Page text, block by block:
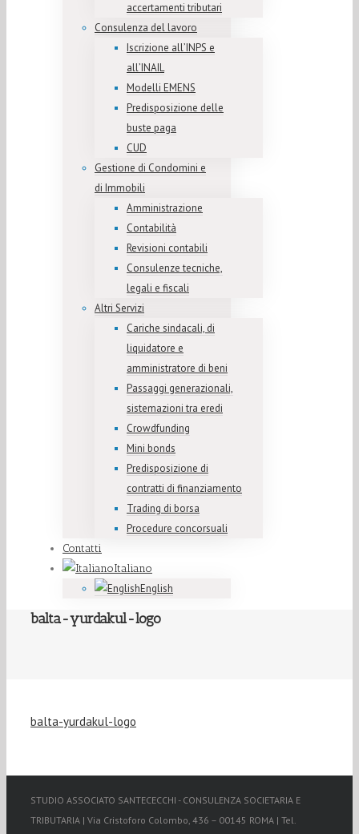
accertamenti tributari
Consulenza del lavoro
Iscrizione all’INPS e
all’INAIL
Modelli EMENS
Predisposizione delle
buste paga
CUD
Gestione di Condomini e
di Immobili
Amministrazione
Contabilità
Revisioni contabili
Consulenze tecniche,
legali e fiscali
Altri Servizi
Cariche sindacali, di
liquidatore e
amministratore di beni
Passaggi generazionali,
sistemazioni tra eredi
Crowdfunding
Mini bonds
Predisposizione di
contratti di finanziamento
Trading di borsa
Procedure concorsuali
Contatti
Italiano
English
balta-yurdakul-logo
balta-yurdakul-logo
STUDIO ASSOCIATO SANTECECCHI - CONSULENZA SOCIETARIA E
TRIBUTARIA | Via Cristoforo Colombo, 436 – 00145 ROMA | Tel.